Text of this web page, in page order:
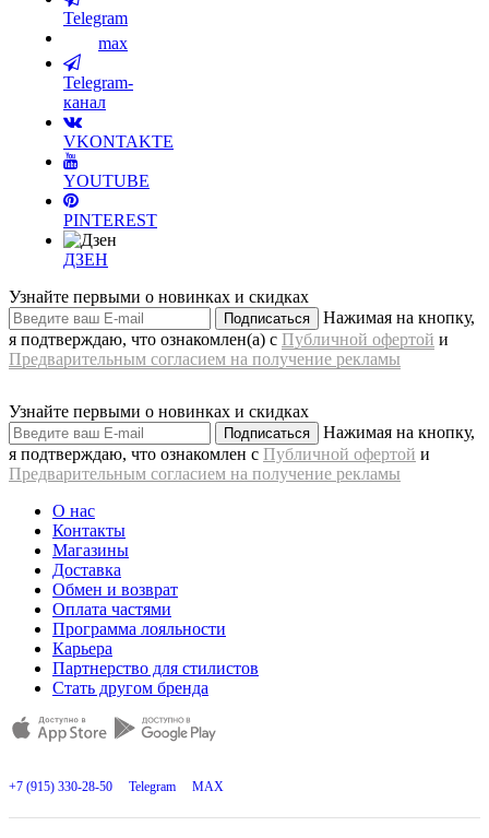
Telegram
max
Telegram-
канал
VKONTAKTE
YOUTUBE
PINTEREST
ДЗЕН
Узнайте первыми о новинках и скидках
Подписаться
Нажимая на кнопку,
я подтверждаю, что ознакомлен(а) с Публичной офертой и
Предварительным согласием на получение рекламы
Узнайте первыми о новинках и скидках
Подписаться
Нажимая на кнопку,
я подтверждаю, что ознакомлен с Публичной офертой и
Предварительным согласием на получение рекламы
О нас
Контакты
Магазины
Доставка
Обмен и возврат
Оплата частями
Программа лояльности
Карьера
Партнерство для стилистов
Стать другом бренда
+7 (915) 330-28-50 Telegram MAX